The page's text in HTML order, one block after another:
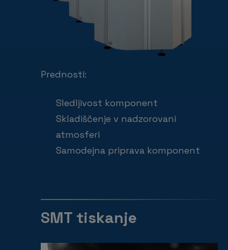
Prednosti:
Sledljivost komponent
Skladiščenje v nadzorovani
atmosferi
Samodejna priprava komponent
SMT tiskanje